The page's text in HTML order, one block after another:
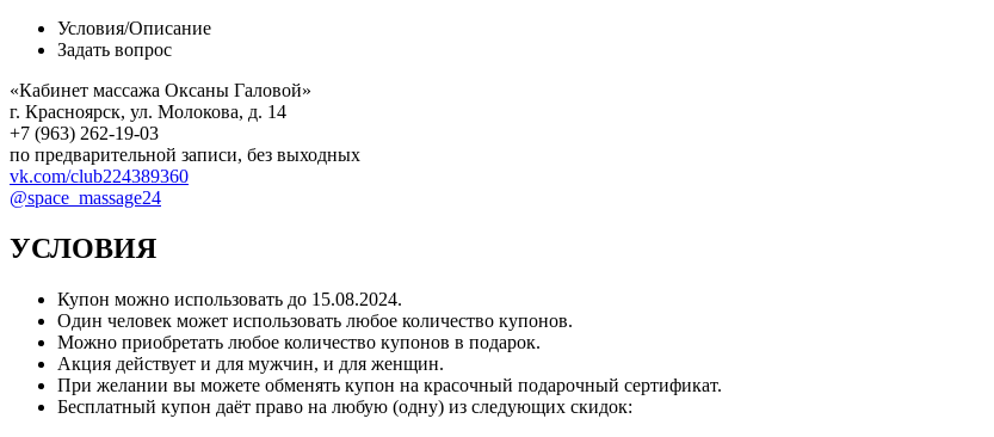
Условия/Описание
Задать вопрос
«Кабинет массажа Оксаны Галовой»
г. Красноярск, ул. Молокова, д. 14
+7 (963) 262-19-03
по предварительной записи, без выходных
vk.com/club224389360
@space_massage24
УСЛОВИЯ
Купон можно использовать до 15.08.2024.
Один человек может использовать любое количество купонов.
Можно приобретать любое количество купонов в подарок.
Акция действует и для мужчин, и для женщин.
При желании вы можете обменять купон на красочный подарочный сертификат.
Бесплатный купон даёт право на любую (одну) из следующих скидок: